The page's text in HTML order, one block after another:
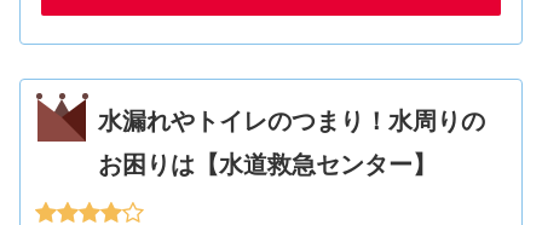
水漏れやトイレのつまり！水周りの
お困りは【水道救急センター】